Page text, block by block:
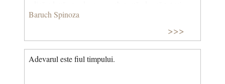
îndoieşte că această substanţă există, ar fi acelaşi
se îndoieşte de adevărul ei.” Adevărul se reveleaza în
noi. E lipsit de sens să crezi ca cineva ar putea gandi
eronat, deoarece a gandi astfel nu inseamna a gândi.
Eroarea nu provine dintr-o miscare a gândirii noastre,
Baruch Spinoza
>>>
Adevarul este fiul timpului.